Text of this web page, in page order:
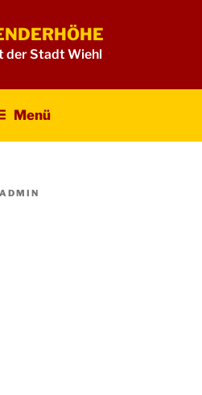
der Stadt Wiehl
Menü
ADMIN